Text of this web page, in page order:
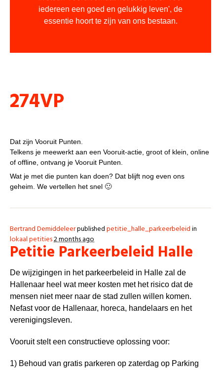
iedereen een goed en gelukkig leven', de
essentie hoort te zijn van ons bestaan.
274VP
Dat zijn Vooruit Punten.
Telkens je meewerkt aan een Vooruit-actie, groot of klein, online
of offline, ontvang je Vooruit Punten.
Wat je met die punten kan doen? Dat blijft nog even ons
geheim. We vertellen het snel 🙂
Bertrand Demiddeleerpublishedpetitie_halle_parkeerbeleidin
lokaal petities2 months ago
Petitie Parkeerbeleid Halle
De wijzigingen in het parkeerbeleid in Halle zal de
Hallenaar heel wat meer kosten met het risico dat de
mensen niet meer naar de stad zullen willen komen.
Nefast voor de Hallenaar, horeca, handelaars en het
verenigingsleven.
Vooruit stelt een constructieve oplossing voor:
1) Behoud van gratis parkeren op zaterdag op Parking